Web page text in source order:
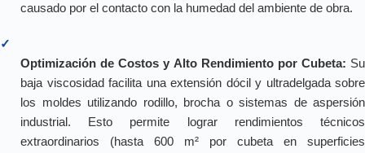
causado por el contacto con la humedad del ambiente de obra.
✓
Optimización de Costos y Alto Rendimiento por Cubeta: Su
baja viscosidad facilita una extensión dócil y ultradelgada sobre
los moldes utilizando rodillo, brocha o sistemas de aspersión
industrial. Esto permite lograr rendimientos técnicos
extraordinarios (hasta 600 m² por cubeta en superficies